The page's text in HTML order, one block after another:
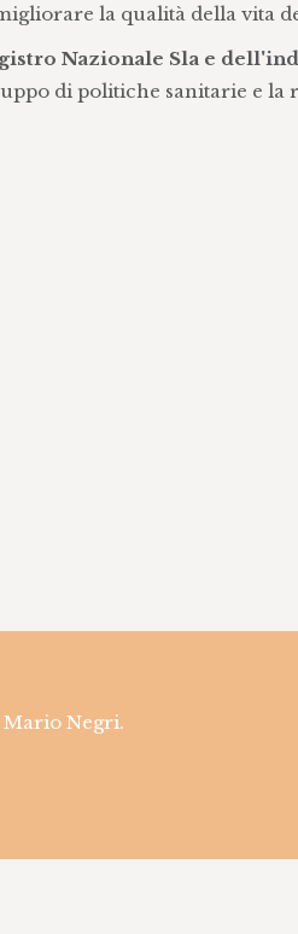
la qualità della vita
Nazionale Sla e
di politiche sanitarie e
Negri.